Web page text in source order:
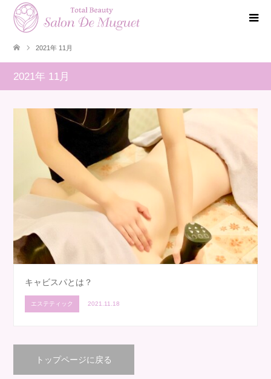
2021年 11月
2021年 11月
キャビスパとは？
エステティック 2021.11.18
トップページに戻る